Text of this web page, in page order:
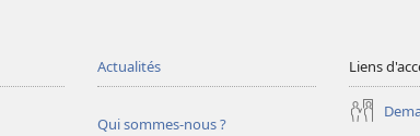
Actualités
Qui sommes-nous ?
Liens